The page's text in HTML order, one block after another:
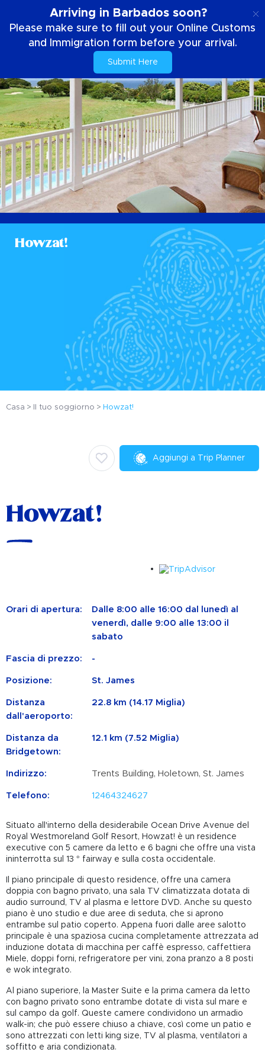
Arriving in Barbados soon?
Please make sure to fill out your Online Customs
and Immigration form before your arrival.
Submit Here
Howzat!
Casa Il tuo soggiorno Howzat!
Aggiungi a Trip Planner
Howzat!
Orari di apertura:
Dalle 8:00 alle 16:00 dal lunedì al
venerdì, dalle 9:00 alle 13:00 il
sabato
Fascia di prezzo: -
Posizione: St. James
Distanza
dall'aeroporto:
22.8 km (14.17 Miglia)
Distanza da
Bridgetown:
12.1 km (7.52 Miglia)
Indirizzo: Trents Building, Holetown, St. James
Telefono: 12464324627
Situato all'interno della desiderabile Ocean Drive Avenue del
Royal Westmoreland Golf Resort, Howzat! è un residence
executive con 5 camere da letto e 6 bagni che offre una vista
ininterrotta sul 13 ° fairway e sulla costa occidentale.
Il piano principale di questo residence, offre una camera
doppia con bagno privato, una sala TV climatizzata dotata di
audio surround, TV al plasma e lettore DVD. Anche su questo
piano è uno studio e due aree di seduta, che si aprono
entrambe sul patio coperto. Appena fuori dalle aree salotto
principale è una spaziosa cucina completamente attrezzata ad
induzione dotata di macchina per caffè espresso, caffettiera
Miele, doppi forni, refrigeratore per vini, zona pranzo a 8 posti
e wok integrato.
Al piano superiore, la Master Suite e la prima camera da letto
con bagno privato sono entrambe dotate di vista sul mare e
sul campo da golf. Queste camere condividono un armadio
walk-in; che può essere chiuso a chiave, così come un patio e
sono attrezzati con letti king size, TV al plasma, ventilatori a
soffitto e aria condizionata.